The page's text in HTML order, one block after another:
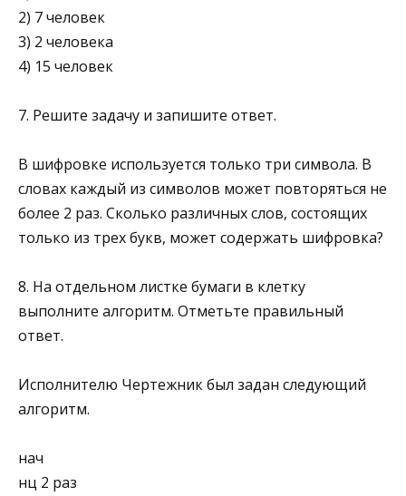
2) 7 человек
3) 2 человека
4) 15 человек
7. Решите задачу и запишите ответ.
В шифровке используется только три символа. В
сло­вах каждый из символов может повторяться не
более 2 раз. Сколько различных слов, состоящих
только из трех букв, может содержать шифровка?
8. На отдельном листке бумаги в клетку
выполните алго­ритм. Отметьте правильный
ответ.
Исполнителю Чертежник был задан следующий
алгоритм.
нач
нц 2 раз